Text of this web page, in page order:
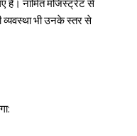
हैं। नामित मजिस्ट्रेट से
व्यवस्था भी उनके स्तर से